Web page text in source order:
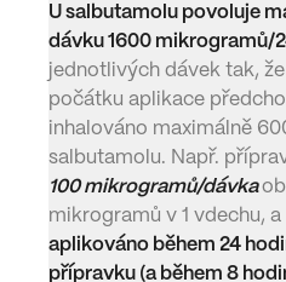
U salbutamolu povoluje
dávku 1600 mikrogramů/
jednotlivých dávek tak,
počátku aplikace
inhalováno maximálně
salbutamolu. Např.
100 mikrogramů/dávka
mikrogramů v 1 vdechu,
aplikováno během 24
přípravku (a během 8